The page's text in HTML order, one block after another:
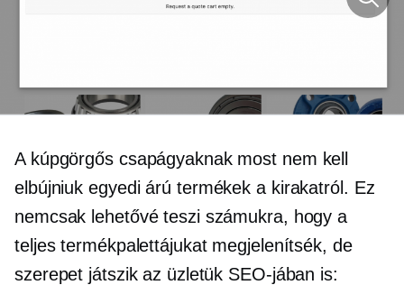
A kúpgörgős csapágyaknak most nem kell
elbújniukegyedi árú termékek a kirakatról. Ez
nemcsak lehetővé teszi számukra, hogy a
teljes termékpalettájukat megjelenítsék, de
szerepet játszik az üzletük SEO-jában is: